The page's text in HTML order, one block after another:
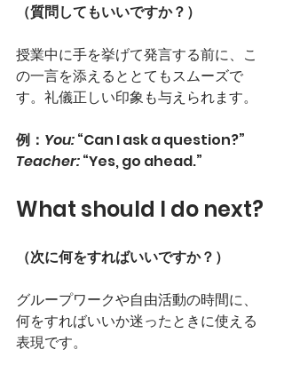
（質問してもいいですか？）
授業中に手を挙げて発言する前に、こ
の一言を添えるととてもスムーズで
す。礼儀正しい印象も与えられます。
例： You: “Can I ask a question?”
Teacher: “Yes, go ahead.”
What should I do next?
（次に何をすればいいですか？）
グループワークや自由活動の時間に、
何をすればいいか迷ったときに使える
表現です。